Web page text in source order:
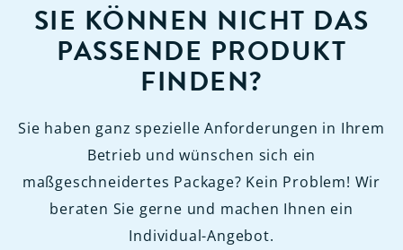
SIE KÖNNEN NICHT DAS
PASSENDE PRODUKT
FINDEN?
Sie haben ganz spezielle Anforderungen in Ihrem
Betrieb und wünschen sich ein
maßgeschneidertes Package? Kein Problem! Wir
beraten Sie gerne und machen Ihnen ein
Individual-Angebot.